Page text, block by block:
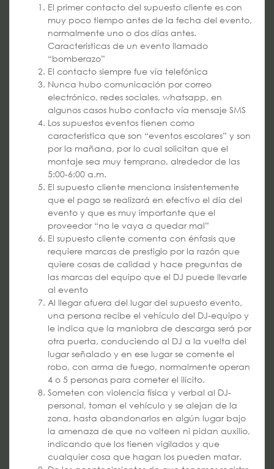
El primer contacto del supuesto cliente es con
muy poco tiempo antes de la fecha del evento,
normalmente uno o dos días antes.
Características de un evento llamado
“bomberazo”
El contacto siempre fue vía telefónica
Nunca hubo comunicación por correo
electrónico, redes sociales, whatsapp, en
algunos casos hubo contacto vía mensaje SMS
Los supuestos eventos tienen como
característica que son “eventos escolares” y son
por la mañana, por lo cual solicitan que el
montaje sea muy temprano, alrededor de las
5:00-6:00 a.m.
El supuesto cliente menciona insistentemente
que el pago se realizará en efectivo el día del
evento y que es muy importante que el
proveedor “no le vaya a quedar mal”
El supuesto cliente comenta con énfasis que
requiere marcas de prestigio por la razón que
quiere cosas de calidad y hace preguntas de
las marcas del equipo que el DJ puede llevarle
al evento
Al llegar afuera del lugar del supuesto evento,
una persona recibe el vehículo del DJ-equipo y
le indica que la maniobra de descarga será por
otra puerta, conduciendo al DJ a la vuelta del
lugar señalado y en ese lugar se comente el
robo, con arma de fuego, normalmente operan
4 o 5 personas para cometer el ilícito.
Someten con violencia física y verbal al DJ-
personal, toman el vehículo y se alejan de la
zona, hasta abandonarlos en algún lugar bajo
la amenaza de que no volteen ni pidan auxilio,
indicando que los tienen vigilados y que
cualquier cosa que hagan los pueden matar.